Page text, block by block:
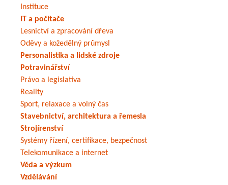
Instituce
IT a počítače
Lesnictví a zpracování dřeva
Oděvy a kožedělný průmysl
Personalistika a lidské zdroje
Potravinářství
Právo a legislativa
Reality
Sport, relaxace a volný čas
Stavebnictví, architektura a řemesla
Strojírenství
Systémy řízení, certifikace, bezpečnost
Telekomunikace a internet
Věda a výzkum
Vzdělávání